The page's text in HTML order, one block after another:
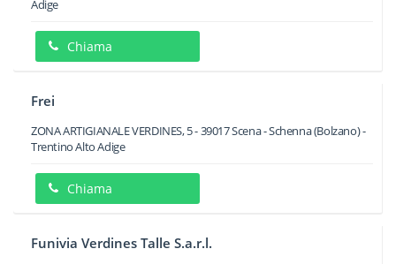
Adige
Chiama
Frei
ZONA ARTIGIANALE VERDINES, 5-39017Scena - Schenna(Bolzano) -
Trentino Alto Adige
Chiama
Funivia Verdines Talle S.a.r.l.